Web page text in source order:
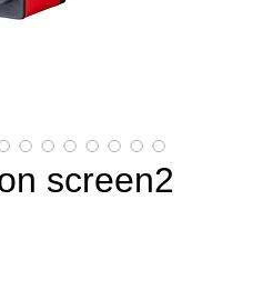
screen2